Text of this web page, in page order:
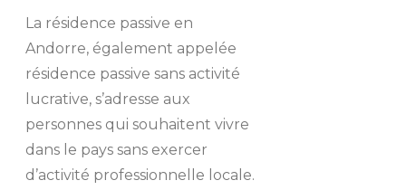
La résidence passive en
Andorre, également appelée
résidence passive sans activité
lucrative, s’adresse aux
personnes qui souhaitent vivre
dans le pays sans exercer
d’activité professionnelle locale.